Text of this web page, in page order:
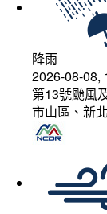
降雨
2026-08-08,
第13號颱風
市山區、新